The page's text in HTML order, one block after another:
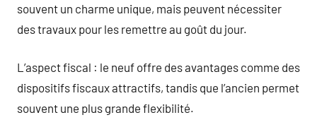
souvent un charme unique, mais peuvent nécessiter
des travaux pour les remettre au goût du jour.
L’aspect fiscal : le neuf offre des avantages comme des
dispositifs fiscaux attractifs, tandis que l’ancien permet
souvent une plus grande flexibilité.